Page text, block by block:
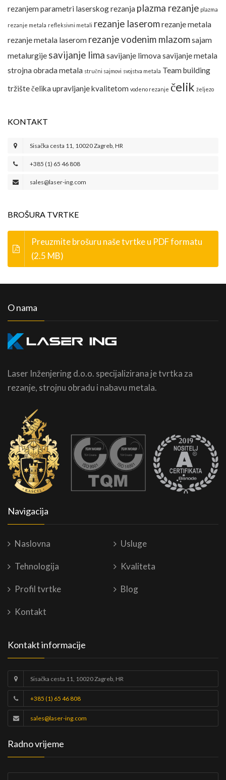
rezanjem parametri laserskog rezanja plazma rezanje plazma
rezanje metala refleksivni metali rezanje laseromrezanje metala
rezanje metala laserom rezanje vodenim mlazomsajam
metalurgije savijanje lima savijanje limova savijanje metala
strojna obrada metala stručni sajmovi svojstva metala Team building
tržište čelika upravljanje kvalitetom vodeno rezanje čelik željezo
KONTAKT
Sisačka cesta 11, 10020 Zagreb, HR
+385 (1) 65 46 808
sales@laser-ing.com
BROŠURA TVRTKE
Preuzmite brošuru naše tvrtke u PDF formatu
(2.5 MB)
O nama
Laser Inženjering d.o.o. specijalizirana je tvrtka za
rezanje, strojnu obradu i nabavu metala.
Navigacija
Naslovna Usluge
Tehnologija Kvaliteta
Profil tvrtke Blog
Kontakt
Kontakt informacije
Sisačka cesta 11, 10020 Zagreb, HR
+385 (1) 65 46 808
sales@laser-ing.com
Radno vrijeme